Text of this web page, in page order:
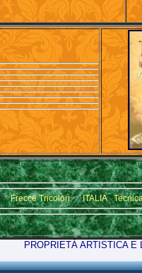
Frecce Tricolori ITALIA
PROPRIETÀ ARTISTICA E